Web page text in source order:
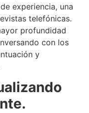
experiencia, una
telefónicas.
profundidad
con los
y